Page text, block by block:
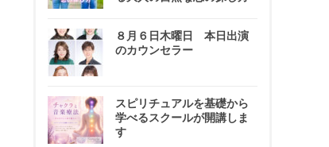
８月６日木曜日 本日出演
のカウンセラー
スピリチュアルを基礎から
学べるスクールが開講しま
す